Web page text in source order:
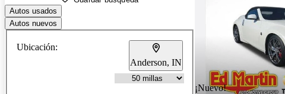
Autos usados
Autos nuevos
Ubicación:
Anderson, IN
¡Nuevo!